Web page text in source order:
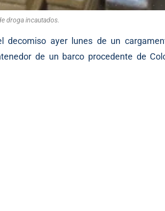
droga incautados.
decomiso ayer lunes de un
de un barco procedente de